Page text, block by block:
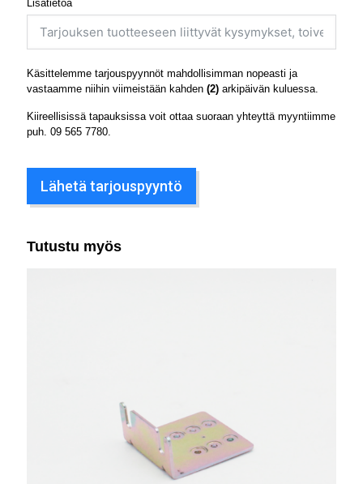
Lisätietoa
Käsittelemme tarjouspyynnöt mahdollisimman nopeasti ja
vastaamme niihin viimeistään kahden (2) arkipäivän kuluessa.
Kiireellisissä tapauksissa voit ottaa suoraan yhteyttä myyntiimme
puh. 09 565 7780
Lähetä tarjouspyyntö
Tutustu myös